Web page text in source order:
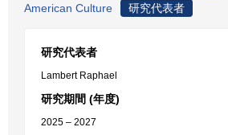
American Culture
研究代表者
研究代表者
Lambert Raphael
研究期間 (年度)
2025 – 2027